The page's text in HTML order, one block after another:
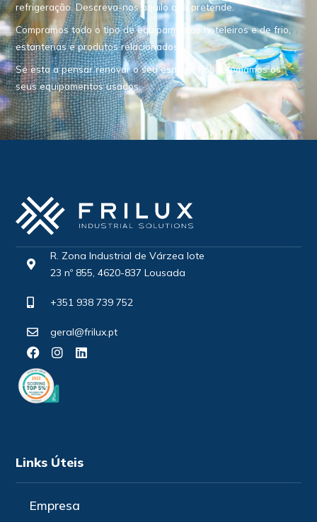
refrigeração. Descreva-nos aquilo que pretende.
Compramos todo o tipo de equipamentos hoteleiros e de frio,
estanterias e produtos relacionados.
Se esta a pensar renovar o seu espaço, nós retomamos os
seus equipamentos usados.
R. Zona Industrial de Várzea lote
23 nº 855, 4620-837 Lousada
+351 938 739 752
geral@frilux.pt
Links Úteis
Empresa